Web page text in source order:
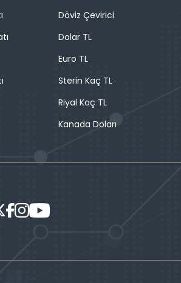
Döviz Çevirici
Dolar TL
Euro TL
Sterin Kaç TL
Riyal Kaç TL
Kanada Doları